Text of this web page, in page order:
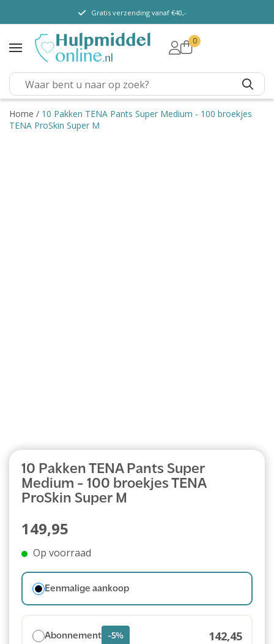
TENA Lady
TENA Men
TENA Pants (m/v)
TENA Flex
TENA Slip
Gratis verzending vanaf €40,-
0
Home / 10 Pakken TENA Pants Super Medium - 100 broekjes
TENA ProSkin Super M
10 Pakken TENA Pants Super
Medium - 100 broekjes TENA
ProSkin Super M
149,95
Op voorraad
Eenmalige aankoop
Abonnement -5% 142,45